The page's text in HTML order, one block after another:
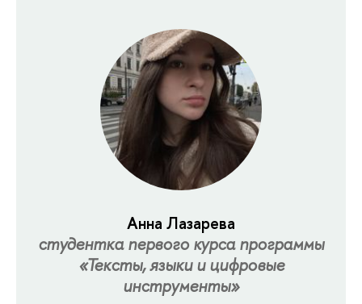
Анна Лазарева
студентка первого курса программы
«Тексты, языки и цифровые
инструменты»